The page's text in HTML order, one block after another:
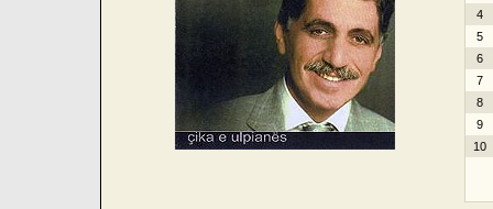
4
5
6
7
8
9
10